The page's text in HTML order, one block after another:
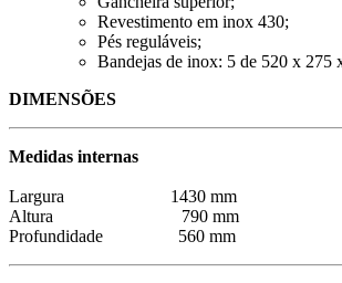
Revestimento em inox 430;
Pés reguláveis;
Bandejas de inox: 5 de 520 x 275
DIMENSÕES
Medidas
Largura 1430 mm
Altura 790 mm
Profundidade 560 mm